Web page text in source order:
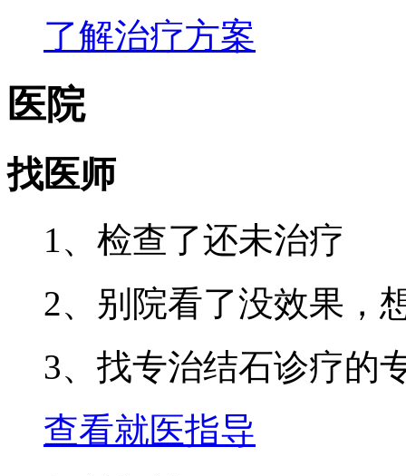
了解治疗方案
医院
找医师
1、检查了还未治疗
2、别院看了没效果，
3、找专治结石诊疗的
查看就医指导